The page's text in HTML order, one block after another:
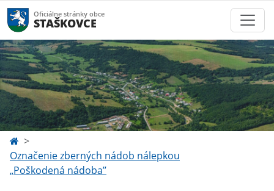
Oficiálne stránky obce
STAŠKOVCE
Označenie zberných nádob nálepkou
„Poškodená nádoba’’